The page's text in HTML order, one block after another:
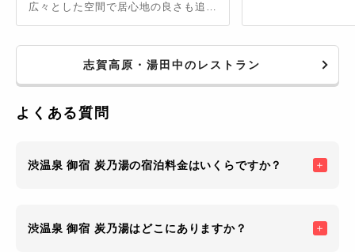
広々とした空間で居心地の良さも追求
て飲むのが惜しくなります。
志賀高原・湯田中のレストラン
よくある質問
渋温泉 御宿 炭乃湯の宿泊料金はいくらですか？
渋温泉 御宿 炭乃湯はどこにありますか？